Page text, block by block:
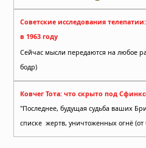
Советские исследования
в 1963 году
Сейчас мысли передаются на любое
бодр)
Ковчег Тота: что скрыто под
"Последнее, будущая судьба ваших
списке жертв, уничтоженных огнё (от